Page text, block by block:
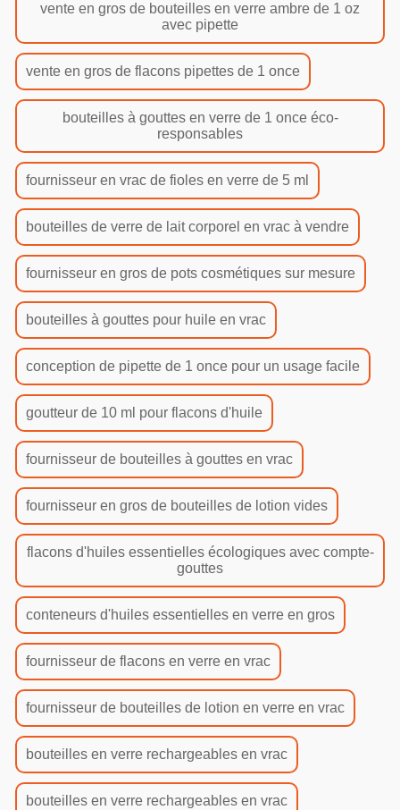
vente en gros de bouteilles en verre ambre de 1 oz
avec pipette
vente en gros de flacons pipettes de 1 once
bouteilles à gouttes en verre de 1 once éco-
responsables
fournisseur en vrac de fioles en verre de 5 ml
bouteilles de verre de lait corporel en vrac à vendre
fournisseur en gros de pots cosmétiques sur mesure
bouteilles à gouttes pour huile en vrac
conception de pipette de 1 once pour un usage facile
goutteur de 10 ml pour flacons d'huile
fournisseur de bouteilles à gouttes en vrac
fournisseur en gros de bouteilles de lotion vides
flacons d'huiles essentielles écologiques avec compte-
gouttes
conteneurs d'huiles essentielles en verre en gros
fournisseur de flacons en verre en vrac
fournisseur de bouteilles de lotion en verre en vrac
bouteilles en verre rechargeables en vrac
bouteilles en verre rechargeables en vrac